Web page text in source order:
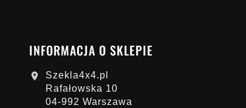
INFORMACJA O SKLEPIE

Szekla4x4.pl
Rafałowska 10
04-992 Warszawa